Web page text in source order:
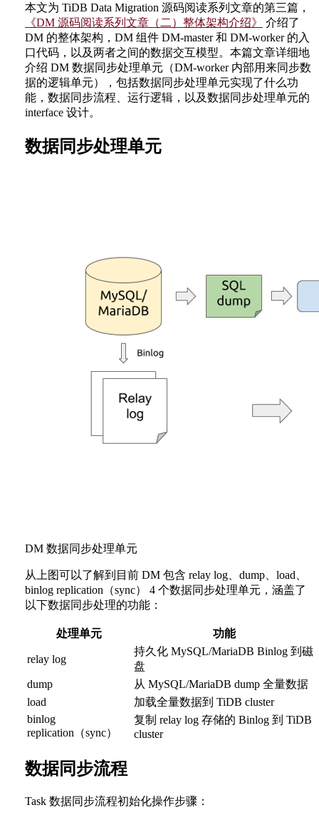
本文为 TiDB Data Migration 源码阅读系列文章的第三篇，
《DM 源码阅读系列文章（二）整体架构介绍》
介绍了
DM 的整体架构，DM 组件 DM-master 和 DM-worker 的入
口代码，以及两者之间的数据交互模型。本篇文章详细地
介绍 DM 数据同步处理单元（DM-worker 内部用来同步数
据的逻辑单元），包括数据同步处理单元实现了什么功
能，数据同步流程、运行逻辑，以及数据同步处理单元的
interface 设计。
数据同步处理单元
DM 数据同步处理单元
从上图可以了解到目前 DM 包含 relay log、dump、load、
binlog replication（sync） 4 个数据同步处理单元，涵盖了
以下数据同步处理的功能：
处理单元 功能
relay log
持久化 MySQL/MariaDB Binlog 到磁
盘
dump
从 MySQL/MariaDB dump 全量数据
load
加载全量数据到 TiDB cluster
binlog
replication（sync）
复制 relay log 存储的 Binlog 到 TiDB
cluster
数据同步流程
Task 数据同步流程初始化操作步骤：